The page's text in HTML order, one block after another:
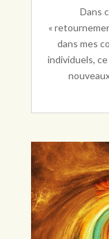
Dans
«
dans mes
individuels,